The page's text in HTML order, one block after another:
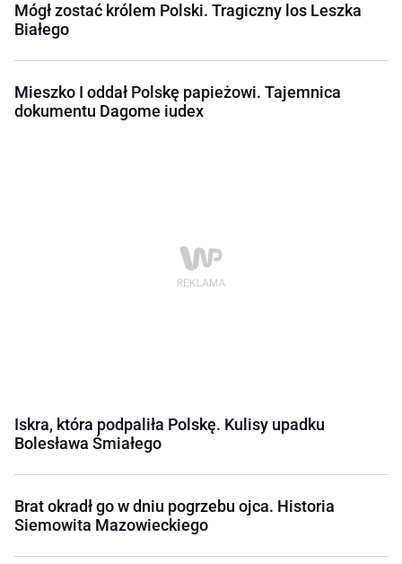
Mógł zostać królem Polski. Tragiczny los Leszka
Białego
Mieszko I oddał Polskę papieżowi. Tajemnica
dokumentu Dagome iudex
Iskra, która podpaliła Polskę. Kulisy upadku
Bolesława Śmiałego
Brat okradł go w dniu pogrzebu ojca. Historia
Siemowita Mazowieckiego